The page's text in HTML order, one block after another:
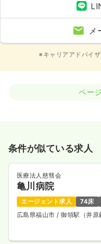
メ
※キャリアアドバイ
ペー
条件が似ている求人
医療法人慈彗会
亀川病院
エージェント求人 74床
広島県福山市/ 御領駅（井原